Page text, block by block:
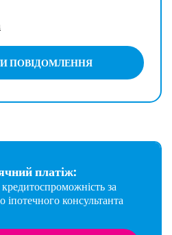
ПОВІДОМЛЕННЯ
платіж:
за
консультанта